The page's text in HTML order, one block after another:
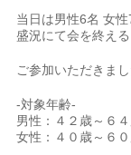
当日は男性6名 女
盛況にて会を終え
ご参加いただきま
-対象年齢-
男性：４２歳～６
女性：４０歳～６